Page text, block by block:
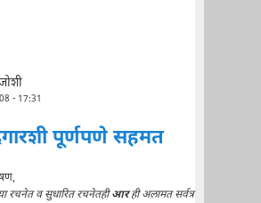
- 17:31
पूर्णपणे सहमत
रचनेत व सुधारित रचनेतहीआरही अलामत सर्वत्र